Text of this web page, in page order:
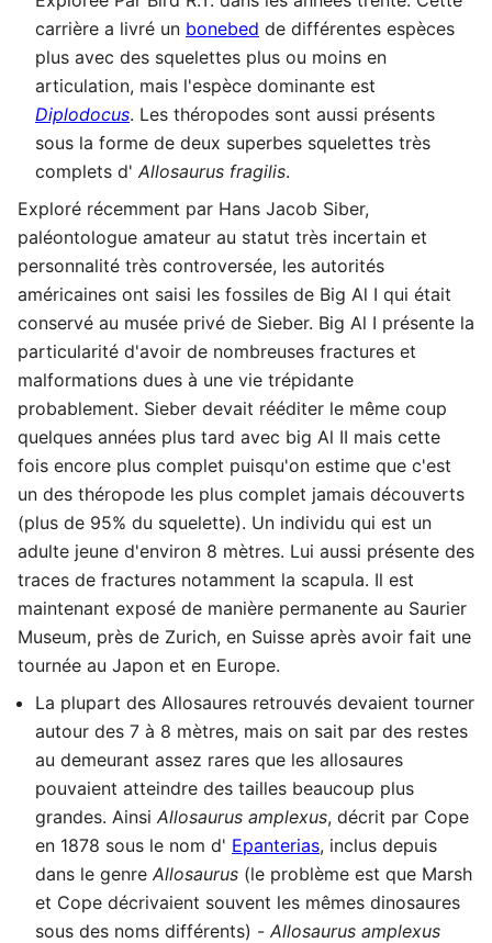
carrière a livré un bonebed de différentes espèces
plus avec des squelettes plus ou moins en
articulation, mais l'espèce dominante est
Diplodocus. Les théropodes sont aussi présents
sous la forme de deux superbes squelettes très
complets d' Allosaurus fragilis.
Exploré récemment par Hans Jacob Siber,
paléontologue amateur au statut très incertain et
personnalité très controversée, les autorités
américaines ont saisi les fossiles de Big Al I qui était
conservé au musée privé de Sieber. Big Al I présente la
particularité d'avoir de nombreuses fractures et
malformations dues à une vie trépidante
probablement. Sieber devait rééditer le même coup
quelques années plus tard avec big Al II mais cette
fois encore plus complet puisqu'on estime que c'est
un des théropode les plus complet jamais découverts
(plus de 95% du squelette). Un individu qui est un
adulte jeune d'environ 8 mètres. Lui aussi présente des
traces de fractures notamment la scapula. Il est
maintenant exposé de manière permanente au Saurier
Museum, près de Zurich, en Suisse après avoir fait une
tournée au Japon et en Europe.
La plupart des Allosaures retrouvés devaient tourner
autour des 7 à 8 mètres, mais on sait par des restes
au demeurant assez rares que les allosaures
pouvaient atteindre des tailles beaucoup plus
grandes. Ainsi Allosaurus amplexus, décrit par Cope
en 1878 sous le nom d' Epanterias, inclus depuis
dans le genre Allosaurus (le problème est que Marsh
et Cope décrivaient souvent les mêmes dinosaures
sous des noms différents) - Allosaurus amplexus